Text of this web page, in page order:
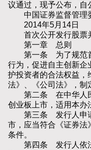
议通过，现予公布，自
中国证券监督管理
2014年5月14日
首次公开发行股票
第一章 总则
第一条 为了规范首
行为，促进自主创新企
护投资者的合法权益，
法》、《公司法》，制
第二条 在中华人民
创业板上市，适用本办
第三条 发行人申请
市，应当符合《证券法
条件。
第四条 发行人依法